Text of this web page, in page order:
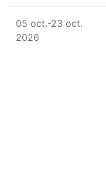
05 oct.-23 oct.
2026